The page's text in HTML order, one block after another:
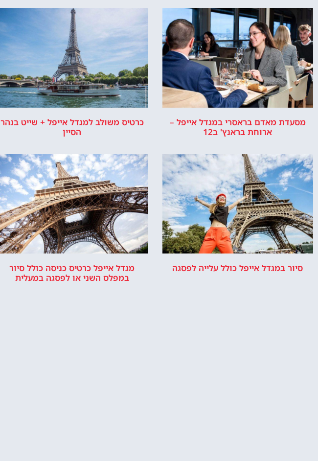
מסעדת מאדם בראסרי במגדל אייפל –
ארוחת בראנץ' ב12
כרטיס משולב למגדל אייפל + שייט בנהר
הסיין
סיור במגדל אייפל כולל עלייה לפסגה
מגדל אייפל כרטיס כניסה כולל סיור
במפלס השני או לפסגה במעלית